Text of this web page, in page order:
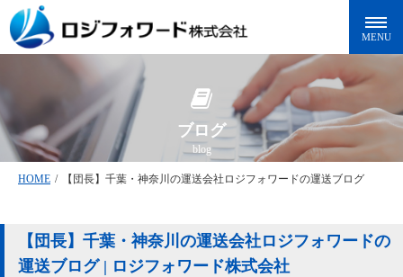
ブログ
blog
HOME / 【団長】千葉・神奈川の運送会社ロジフォワードの運送ブログ
【団長】千葉・神奈川の運送会社ロジフォワードの
運送ブログ | ロジフォワード株式会社